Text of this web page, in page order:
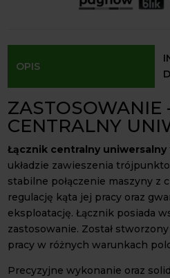
Odbiór osobisty:Oblekoń 156a,
OPIS
ZASTOSOWANIE
CENTRALNY
Łącznik centralny uniwersalny
układzie zawieszenia
stabilne połączenie maszyny z
regulację kąta jej pracy oraz
eksploatację. Łącznik posiada
zastosowanie. Został
pracy w różnych warunkach
Precyzyjne wykonanie oraz